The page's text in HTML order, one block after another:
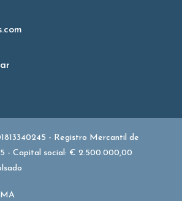
- Registro Mercantil de
- Capital social: € 2.500.000,00